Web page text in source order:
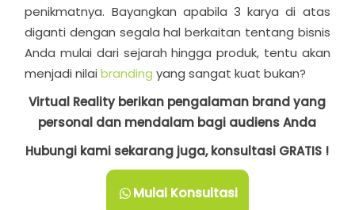
penikmatnya. Bayangkan apabila 3 karya di atas
diganti dengan segala hal berkaitan tentang bisnis
Anda mulai dari sejarah hingga produk, tentu akan
menjadi nilaibranding yang sangat kuat bukan?
Virtual Reality berikan pengalaman brand yang
personal dan mendalam bagi audiens Anda
Hubungi kami sekarang juga, konsultasi GRATIS !
Mulai Konsultasi